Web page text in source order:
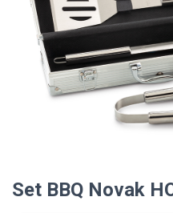
Set BBQ Novak